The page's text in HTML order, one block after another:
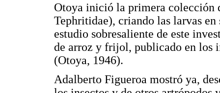
Otoya inició la primera colección
Tephritidae), criando las larvas
estudio sobresaliente de este
de arroz y frijol, publicado en
(Otoya, 1946).
Adalberto Figueroa mostró ya,